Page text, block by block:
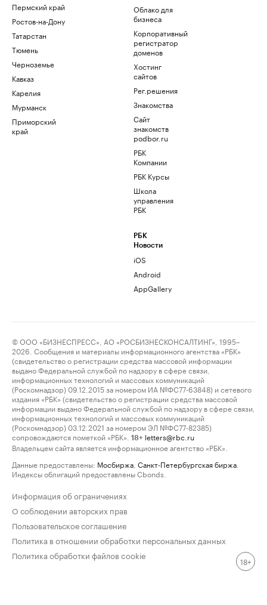
Пермский край
Ростов-на-Дону
Татарстан
Тюмень
Черноземье
Кавказ
Карелия
Мурманск
Приморский
край
Облако для
бизнеса
Корпоративный
регистратор
доменов
Хостинг
сайтов
Рег.решения
Знакомства
Сайт
знакомств
podbor.ru
РБК
Компании
РБК Курсы
Школа
управления
РБК
РБК
Новости
iOS
Android
AppGallery
© ООО «БИЗНЕСПРЕСС», АО «РОСБИЗНЕСКОНСАЛТИНГ», 1995–
2026. Сообщения и материалы информационного агентства «РБК»
(свидетельство о регистрации средства массовой информации
выдано Федеральной службой по надзору в сфере связи,
информационных технологий и массовых коммуникаций
(Роскомнадзор) 09.12.2015 за номером ИА №ФС77-63848) и сетевого
издания «РБК» (свидетельство о регистрации средства массовой
информации выдано Федеральной службой по надзору в сфере связи,
информационных технологий и массовых коммуникаций
(Роскомнадзор) 03.12.2021 за номером ЭЛ №ФС77-82385)
сопровождаются пометкой «РБК».
18+ letters@rbc.ru
Владельцем сайта является информационное агентство «РБК».
Данные предоставлены: Мосбиржа Санкт-Петербургская биржа
Индексы облигаций предоставлены Cbonds.
Информация об ограничениях
О соблюдении авторских прав
Пользовательское соглашение
Политика в отношении обработки персональных данных
Политика обработки файлов cookie
18+